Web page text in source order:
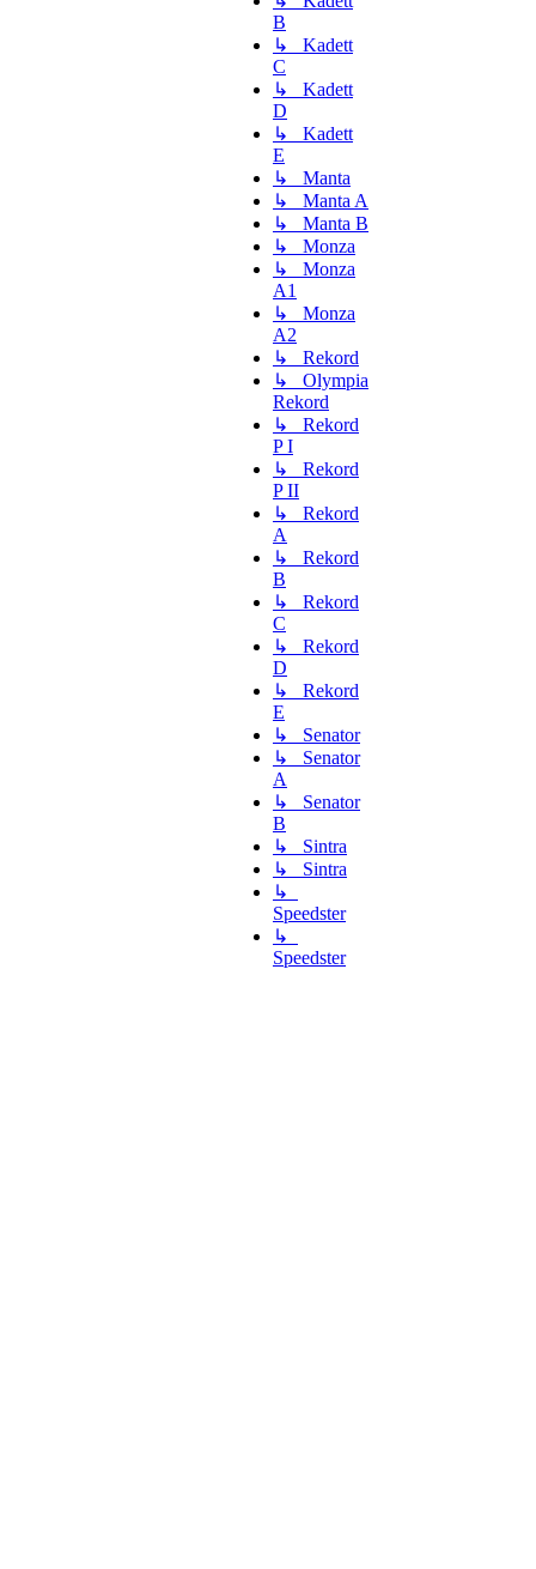
B
↳ Kadett
C
↳ Kadett
D
↳ Kadett
E
↳ Manta
↳ Manta A
↳ Manta B
↳ Monza
↳ Monza
A1
↳ Monza
A2
↳ Rekord
↳ Olympia
Rekord
↳ Rekord
P I
↳ Rekord
P II
↳ Rekord
A
↳ Rekord
B
↳ Rekord
C
↳ Rekord
D
↳ Rekord
E
↳ Senator
↳ Senator
A
↳ Senator
B
↳ Sintra
↳ Sintra
↳
Speedster
↳
Speedster